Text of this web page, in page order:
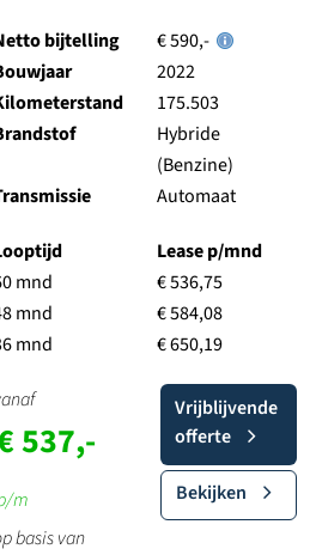
bijtelling
€ 590,-
2022
175.503
Hybride
(Benzine)
Automaat
mnd
mnd
mnd
Lease p/mnd
€ 536,75
€ 584,08
€ 650,19
537,-
m
basis van
Vrijblijvende
offerte
Bekijken